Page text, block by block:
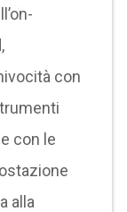
con
con le
alla